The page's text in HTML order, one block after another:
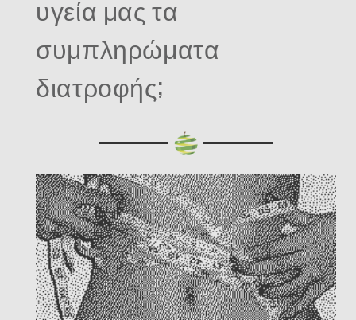
υγεία μας τα
συμπληρώματα
διατροφής;